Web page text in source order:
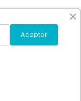
Aceptar